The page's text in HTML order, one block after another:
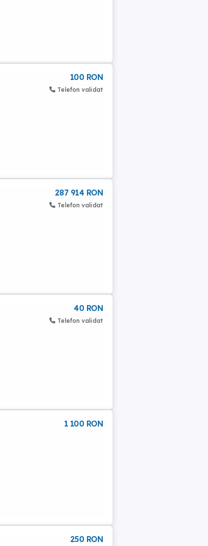
100 RON
Telefon validat
287 914 RON
Telefon validat
40 RON
Telefon validat
1 100 RON
250 RON